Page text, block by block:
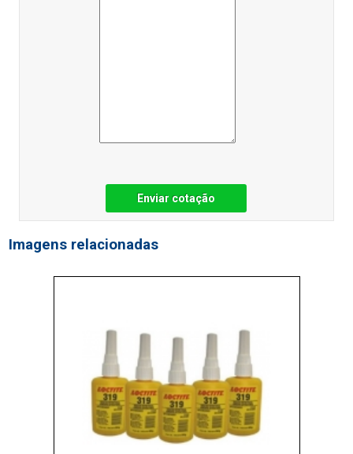
Enviar cotação
Imagens relacionadas